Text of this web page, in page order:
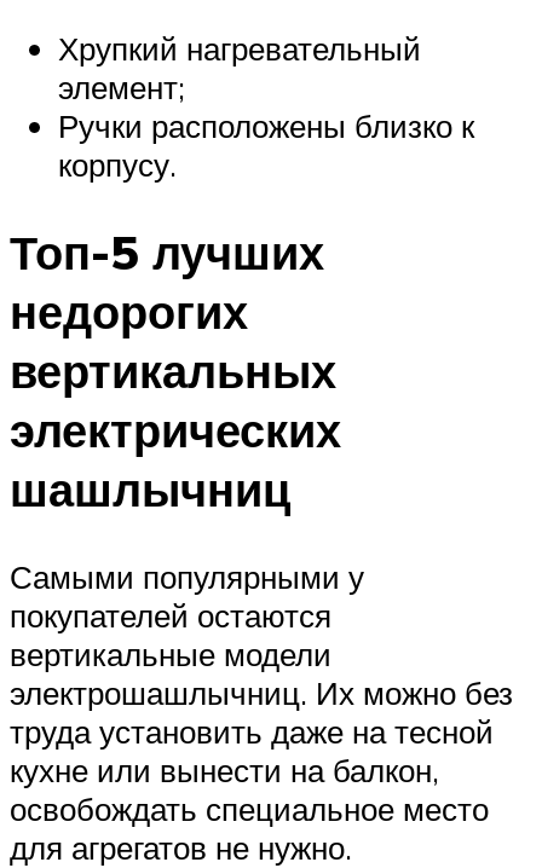
Хрупкий нагревательный
элемент;
Ручки расположены близко к
корпусу.
Топ-5 лучших
недорогих
вертикальных
электрических
шашлычниц
Самыми популярными у
покупателей остаются
вертикальные модели
электрошашлычниц. Их можно без
труда установить даже на тесной
кухне или вынести на балкон,
освобождать специальное место
для агрегатов не нужно.